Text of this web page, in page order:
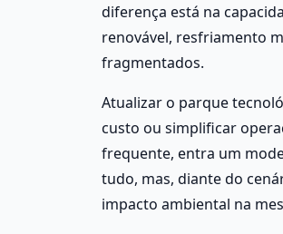
diferença está na
renovável, resfriamento
fragmentados.
Atualizar o parque
custo ou simplificar
frequente, entra um
tudo, mas, diante do
impacto ambiental na